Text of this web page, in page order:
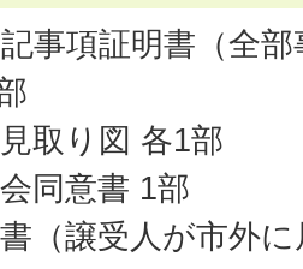
事項証明書（全
取り図 各1部
同意書 1部
（譲受人が市外